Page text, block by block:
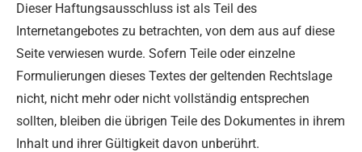
Dieser Haftungsausschluss ist als Teil des
Internetangebotes zu betrachten, von dem aus auf diese
Seite verwiesen wurde. Sofern Teile oder einzelne
Formulierungen dieses Textes der geltenden Rechtslage
nicht, nicht mehr oder nicht vollständig entsprechen
sollten, bleiben die übrigen Teile des Dokumentes in ihrem
Inhalt und ihrer Gültigkeit davon unberührt.